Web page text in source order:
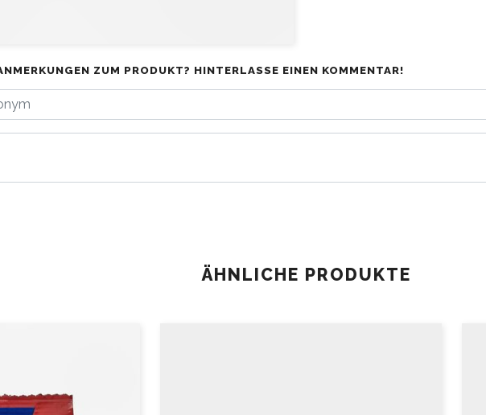
ZUM PRODUKT? HINTERLASSE EINEN KOMMENTAR!
ÄHNLICHE PRODUKTE